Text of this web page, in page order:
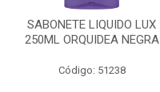
SABONETE LIQUIDO LUX
250ML ORQUIDEA NEGRA
Código: 51238